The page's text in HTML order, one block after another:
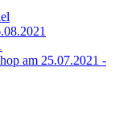
am 25.07.2021 -